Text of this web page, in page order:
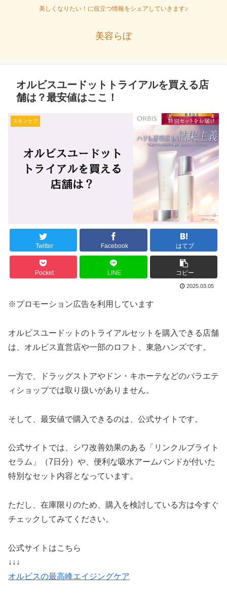
美しくなりたい！に役立つ情報をシェアしていきます♪
美容らぼ
オルビスユードットトライアルを買える店
舗は？最安値はここ！
スキンケア
Twitter Facebook はてブ
Pocket LINE コピー
2025.03.05
※プロモーション広告を利用しています
オルビスユードットのトライアルセットを購入できる店舗
は、オルビス直営店や一部のロフト、東急ハンズです。
一方で、ドラッグストアやドン・キホーテなどのバラエテ
ィショップでは取り扱いがありません。
そして、最安値で購入できるのは、公式サイトです。
公式サイトでは、シワ改善効果のある「リンクルブライト
セラム」（7日分）や、便利な吸水アームバンドが付いた
特別なセット内容となっています。
ただし、在庫限りのため、購入を検討している方は今すぐ
チェックしてみてください。
公式サイトはこちら
↓↓↓
オルビスの最高峰エイジングケア